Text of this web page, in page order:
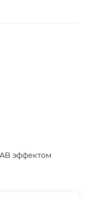
эффектом